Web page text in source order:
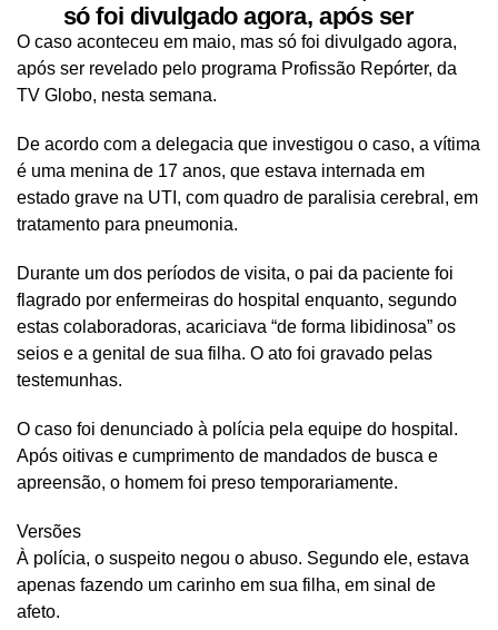
só foi divulgado agora, após ser
revelado pelo programa
Profissão Repórter, da TV Globo,
nesta semana.
— 98 FM Natal (@98FMNatal)June 13, 2024
O caso aconteceu em maio, mas só foi divulgado agora,
após ser revelado pelo programa Profissão Repórter, da
TV Globo, nesta semana.
De acordo com a delegacia que investigou o caso, a vítima
é uma menina de 17 anos, que estava internada em
estado grave na UTI, com quadro de paralisia cerebral, em
tratamento para pneumonia.
Durante um dos períodos de visita, o pai da paciente foi
flagrado por enfermeiras do hospital enquanto, segundo
estas colaboradoras, acariciava “de forma libidinosa” os
seios e a genital de sua filha. O ato foi gravado pelas
testemunhas.
O caso foi denunciado à polícia pela equipe do hospital.
Após oitivas e cumprimento de mandados de busca e
apreensão, o homem foi preso temporariamente.
Versões
À polícia, o suspeito negou o abuso. Segundo ele, estava
apenas fazendo um carinho em sua filha, em sinal de
afeto.